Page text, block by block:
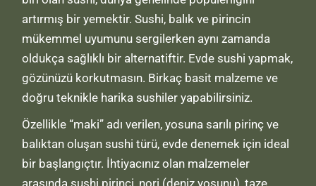
artırmış bir yemektir. Sushi, balık ve pirincin
mükemmel uyumunu sergilerken aynı zamanda
oldukça sağlıklı bir alternatiftir. Evde sushi yapmak,
gözünüzü korkutmasın. Birkaç basit malzeme ve
doğru teknikle harika sushiler yapabilirsiniz.
Özellikle “maki” adı verilen, yosuna sarılı pirinç ve
balıktan oluşan sushi türü, evde denemek için ideal
bir başlangıçtır. İhtiyacınız olan malzemeler